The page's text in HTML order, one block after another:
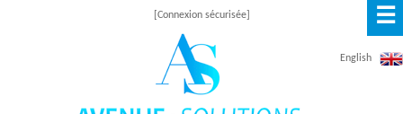
[Connexion sécurisée]
English
☰